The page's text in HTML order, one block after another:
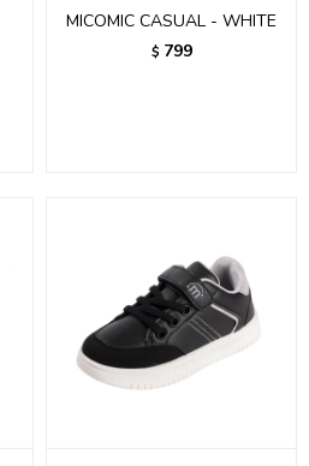
MICOMIC CASUAL - WHITE
$ 799